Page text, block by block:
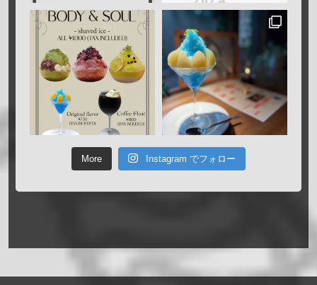
More Instagram でフォロー